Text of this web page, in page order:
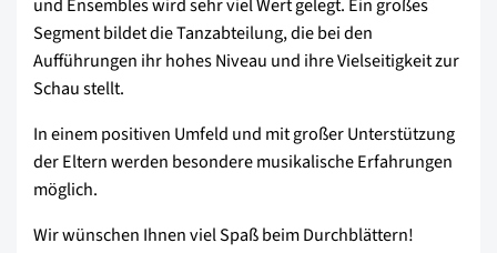
Segment bildet die Tanz­abteilung, die bei den
Aufführungen ihr hohes Niveau und ihre Vielseitigkeit zur
Schau stellt.
In einem positiven Umfeld und mit großer Unterstützung
der Eltern werden besondere musikalische Erfahrungen
möglich.
Wir wünschen Ihnen viel Spaß beim Durchblättern!